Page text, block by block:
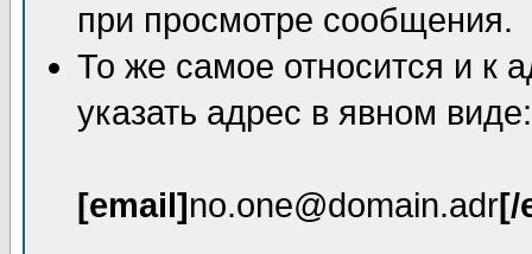
при просмотре сообщения.
То же самое относится и к
указать адрес в явном виде:
[email]no.one@domain.adr[/